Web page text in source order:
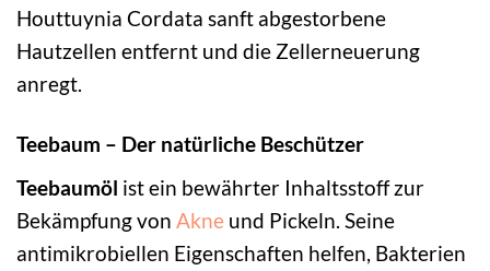
Houttuynia Cordata sanft abgestorbene
Hautzellen entfernt und die Zellerneuerung
anregt.
Teebaum – Der natürliche Beschützer
Teebaumöl ist ein bewährter Inhaltsstoff zur
Bekämpfung von Akne und Pickeln. Seine
antimikrobiellen Eigenschaften helfen, Bakterien